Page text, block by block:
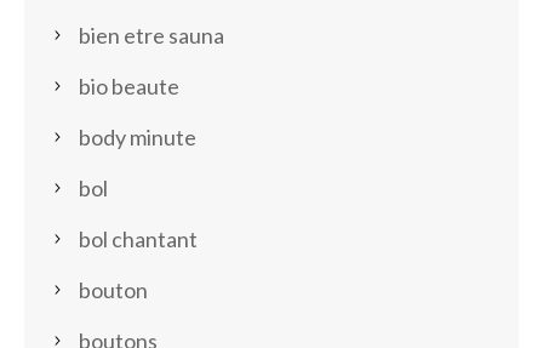
bien etre sauna
bio beaute
body minute
bol
bol chantant
bouton
boutons